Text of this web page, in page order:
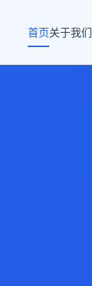
首页关于我们